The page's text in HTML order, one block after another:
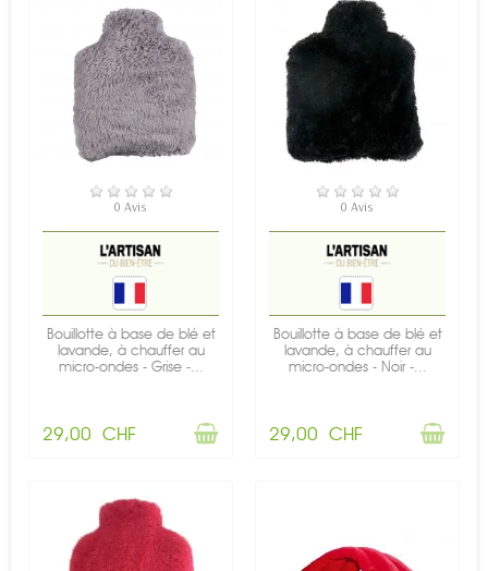
RUPTURE DE STOCK
0 Avis
Bouillotte à base de blé et
lavande, à chauffer au
micro-ondes - Grise -...
29,00 CHF
RUPTURE DE STOCK
0 Avis
Bouillotte à base de blé et
lavande, à chauffer au
micro-ondes - Noir -...
29,00 CHF